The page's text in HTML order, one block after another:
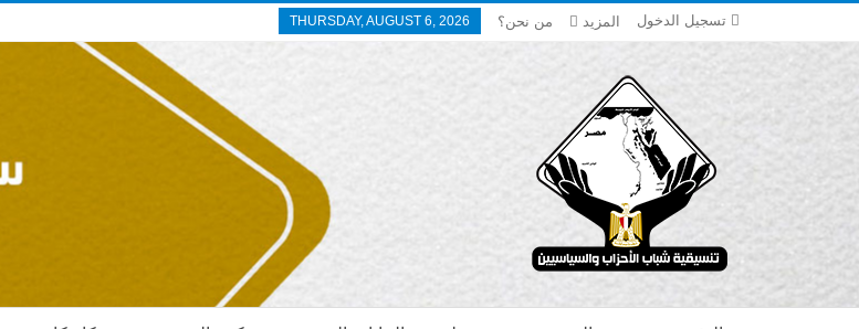
تسجيل الدخول THURSDAY, AUGUST 6, 2026 من نحن؟ المزيد